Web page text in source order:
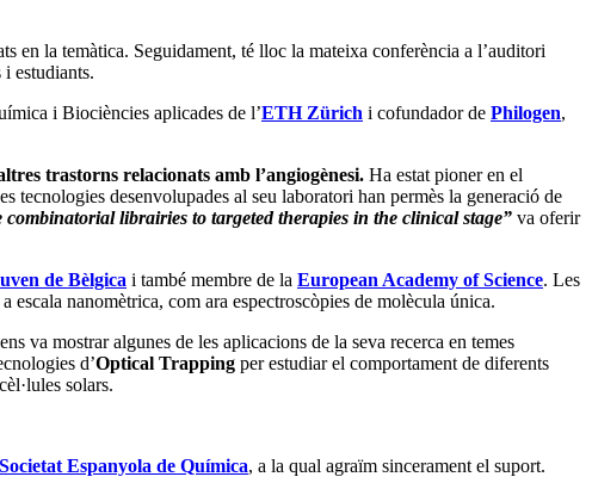
en la temàtica. Seguidament, té lloc la mateixa conferència a l’auditori
estudiants.
i Biociències aplicades de l’ETH Zürich i cofundador de Philogen,
trastorns relacionats amb l’angiogènesi. Ha estat pioner en el
desenvolupades al seu laboratori han permès la generació de
combinatorial librairies to targeted therapies in the clinical stage” va oferir
de Bèlgica i també membre de la European Academy of Science. Les
escala nanomètrica, com ara espectroscòpies de molècula única.
va mostrar algunes de les aplicacions de la seva recerca en temes
d’Optical Trapping per estudiar el comportament de diferents
solars.
Espanyola de Química, a la qual agraïm sincerament el suport.